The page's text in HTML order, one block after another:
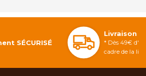
SÉCURISÉ
Livraison
* Dès 49€
cadre de la